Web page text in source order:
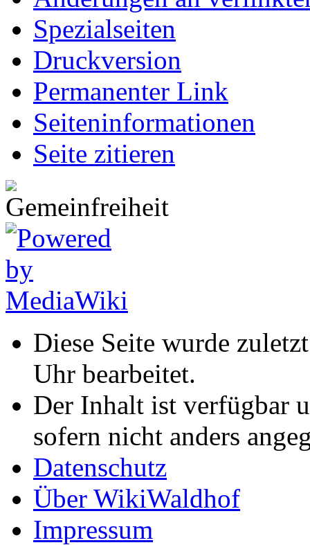
Spezialseiten
Druckversion
Permanenter Link
Seiten­informationen
Seite zitieren
Diese Seite wurde
Uhr bearbeitet.
Der Inhalt ist verfügbar
sofern nicht anders
Datenschutz
Über WikiWaldhof
Impressum